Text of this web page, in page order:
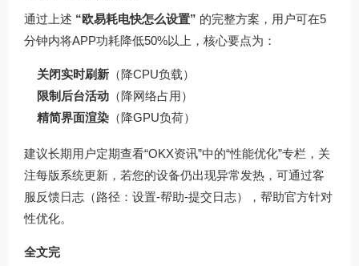
通过上述 “欧易耗电快怎么设置” 的完整方案，用户可在5
分钟内将APP功耗降低50%以上，核心要点为：
关闭实时刷新 （降CPU负载）
限制后台活动 （降网络占用）
精简界面渲染 （降GPU负荷）
建议长期用户定期查看“OKX资讯”中的“性能优化”专栏，关
注每版系统更新，若您的设备仍出现异常发热，可通过客
服反馈日志（路径：设置-帮助-提交日志），帮助官方针对
性优化。
全文完